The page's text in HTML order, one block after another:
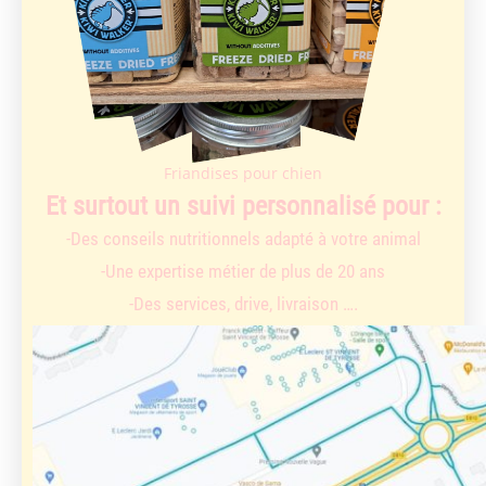
Friandises pour chien
Et surtout un suivi personnalisé pour :
-Des conseils nutritionnels adapté à votre animal
-Une expertise métier de plus de 20 ans
-Des services, drive, livraison ….